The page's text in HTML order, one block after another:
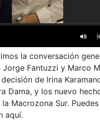
la conversación
Jorge Fantuzzi y Marco
de Irina
Dama, y los nuevo
Macrozona Sur.
aquí.